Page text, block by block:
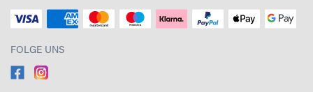
FOLGE UNS